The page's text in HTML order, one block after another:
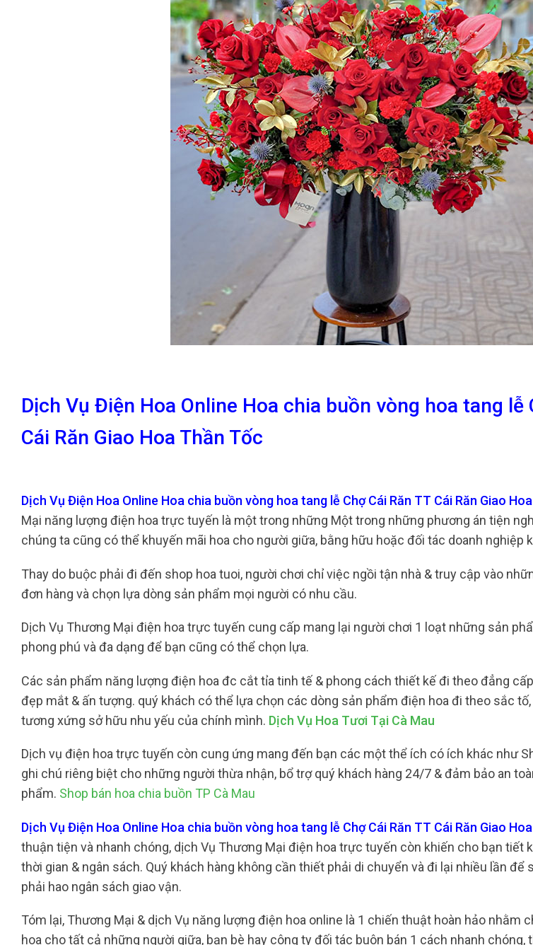
Dịch Vụ Điện Hoa Online Hoa chia buồn vòng hoa tang lễ
Cái Răn Giao Hoa Thần Tốc
Dịch Vụ Điện Hoa Online Hoa chia buồn vòng hoa tang lễ Chợ Cái Răn TT Cái Răn Giao
Mại năng lượng điện hoa trực tuyến là một trong những Một trong những phương án tiện
chúng ta cũng có thể khuyến mãi hoa cho người giữa, bằng hữu hoặc đối tác doanh nghiệp
Thay do buộc phải đi đến shop hoa tuoi, người chơi chỉ việc ngồi tận nhà & truy cập vào
đơn hàng và chọn lựa dòng sản phẩm mọi người có nhu cầu.
Dịch Vụ Thương Mại điện hoa trực tuyến cung cấp mang lại người chơi 1 loạt những sản
phong phú và đa dạng để bạn cũng có thể chọn lựa.
Các sản phẩm năng lượng điện hoa đc cắt tỉa tinh tế & phong cách thiết kế đi theo đẳng
đẹp mắt & ấn tượng. quý khách có thể lựa chọn các dòng sản phẩm điện hoa đi theo sắc
tương xứng sở hữu nhu yếu của chính mình. Dịch Vụ Hoa Tươi Tại Cà Mau
Dịch vụ điện hoa trực tuyến còn cung ứng mang đến bạn các một thể ích có ích khác như
ghi chú riêng biệt cho những người thừa nhận, bổ trợ quý khách hàng 24/7 & đảm bảo an
phẩm. Shop bán hoa chia buồn TP Cà Mau
Dịch Vụ Điện Hoa Online Hoa chia buồn vòng hoa tang lễ Chợ Cái Răn TT Cái Răn Giao
thuận tiện và nhanh chóng, dịch Vụ Thương Mại điện hoa trực tuyến còn khiến cho bạn tiết
thời gian & ngân sách. Quý khách hàng không cần thiết phải di chuyển và đi lại nhiều lần để
phải hao ngân sách giao vận.
Tóm lại, Thương Mại & dịch Vụ năng lượng điện hoa online là 1 chiến thuật hoàn hảo nhằm
hoa cho tất cả những người giữa, bạn bè hay công ty đối tác buôn bán 1 cách nhanh chóng,